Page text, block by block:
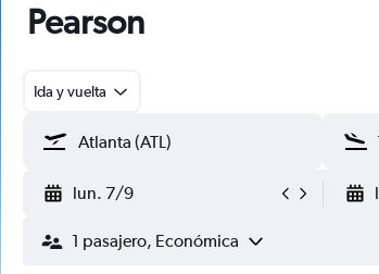
Pearson
Ida y vuelta
lun. 7/9
1 pasajero, Económica